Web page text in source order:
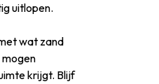
uitlopen.
wat zand
krijgt. Blijf